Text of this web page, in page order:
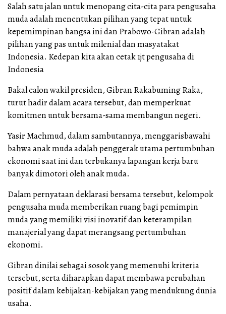
Salah satu jalan untuk menopang cita-cita para pengusaha
muda adalah menentukan pilihan yang tepat untuk
kepemimpinan bangsa ini dan Prabowo-Gibran adalah
pilihan yang pas untuk milenial dan masyatakat
Indonesia. Kedepan kita akan cetak 1jt pengusaha di
Indonesia
Bakal calon wakil presiden, Gibran Rakabuming Raka,
turut hadir dalam acara tersebut, dan memperkuat
komitmen untuk bersama-sama membangun negeri.
Yasir Machmud, dalam sambutannya, menggarisbawahi
bahwa anak muda adalah penggerak utama pertumbuhan
ekonomi saat ini dan terbukanya lapangan kerja baru
banyak dimotori oleh anak muda.
Dalam pernyataan deklarasi bersama tersebut, kelompok
pengusaha muda memberikan ruang bagi pemimpin
muda yang memiliki visi inovatif dan keterampilan
manajerial yang dapat merangsang pertumbuhan
ekonomi.
Gibran dinilai sebagai sosok yang memenuhi kriteria
tersebut, serta diharapkan dapat membawa perubahan
positif dalam kebijakan-kebijakan yang mendukung dunia
usaha.